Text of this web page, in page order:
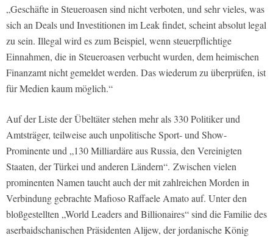
„Geschäfte in Steueroasen sind nicht verboten, und sehr vieles, was
sich an Deals und Investitionen im Leak findet, scheint absolut legal
zu sein. Illegal wird es zum Beispiel, wenn steuerpflichtige
Einnahmen, die in Steueroasen verbucht wurden, dem heimischen
Finanzamt nicht gemeldet werden. Das wiederum zu überprüfen, ist
für Medien kaum möglich.“
Auf der Liste der Übeltäter stehen mehr als 330 Politiker und
Amtsträger, teilweise auch unpolitische Sport- und Show-
Prominente und „130 Milliardäre aus Russia, den Vereinigten
Staaten, der Türkei und anderen Ländern“. Zwischen vielen
prominenten Namen taucht auch der mit zahlreichen Morden in
Verbindung gebrachte Mafioso Raffaele Amato auf. Unter den
bloßgestellten „World Leaders and Billionaires“ sind die Familie des
aserbaidschanischen Präsidenten Alijew, der jordanische König